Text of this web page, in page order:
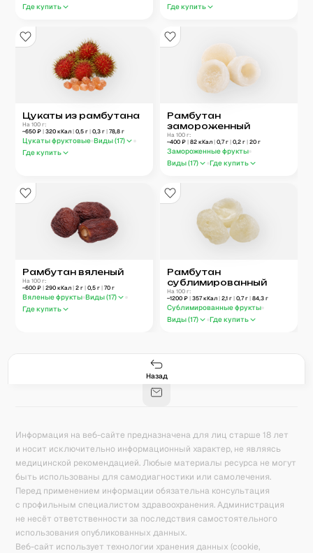
Где купить
Где купить
Цукаты из рамбутана
На 100 г:
~650 ₽| 320 кКал| 0,5 г| 0,3 г| 78,8 г
Цукаты фруктовые Виды (17)
Где купить
Рамбутан
замороженный
На 100 г:
~400 ₽ | 82 кКал | 0,7г | 0,2 г | 20 г
Замороженные фрукты
Виды (17) Где купить
Рамбутан вяленый
На 100 г:
~600 ₽| 290 кКал| 2 г| 0,5 г| 70 г
Вяленые фрукты Виды (17)
Где купить
Рамбутан
сублимированный
На 100 г:
~1200 ₽ | 357кКал | 2,1 г | 0,7г | 84,3 г
Сублимированные фрукты
Виды (17) Где купить
Назад
171
Калькулятор калорий
Информация на веб-сайте предназначена для лиц старше 18 лет
и носит исключительно информационный характер, не являясь
медицинской рекомендацией. Любые материалы ресурса не могут
быть использованы для самодиагностики или самолечения.
Перед применением информации обязательна консультация
с профильным специалистом здравоохранения. Администрация
не несёт ответственности за последствия самостоятельного
использования опубликованных данных.
Веб-сайт использует технологии хранения данных (cookie,